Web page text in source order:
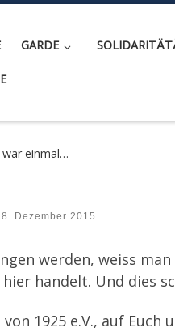
GARDE
war einmal…
Dezember 2015
werden, weiss
handelt. Und dies
von 1925 e.V., auf